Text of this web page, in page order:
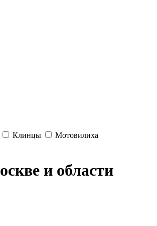
Клинцы Мотовилиха
и области